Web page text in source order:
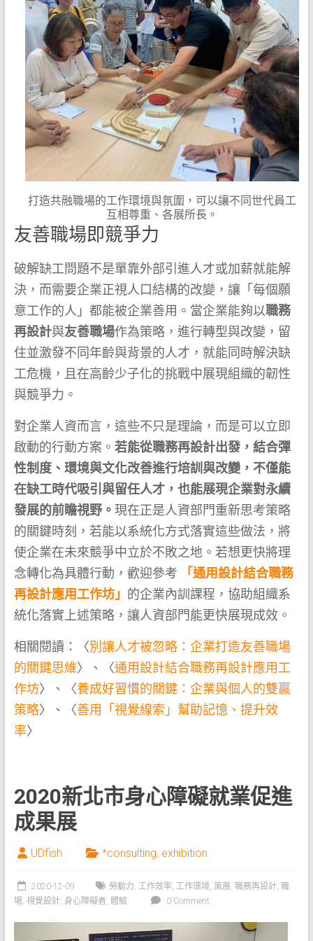
打造共融職場的工作環境與氛圍，可以讓不同世代員工
互相尊重、各展所長。
友善職場即競爭力
破解缺工問題不是單靠外部引進人才或加薪就能解
決，而需要企業正視人口結構的改變，讓「每個願
意工作的人」都能被企業善用。當企業能夠以職務
再設計與友善職場作為策略，進行轉型與改變，留
住並激發不同年齡與背景的人才，就能同時解決缺
工危機，且在高齡少子化的挑戰中展現組織的韌性
與競爭力。
對企業人資而言，這些不只是理論，而是可以立即
啟動的行動方案。 若能從職務再設計出發，結合彈
性制度、環境與文化改善進行培訓與改變，不僅能
在缺工時代吸引與留任人才，也能展現企業對永續
發展的前瞻視野。 現在正是人資部門重新思考策略
的關鍵時刻，若能以系統化方式落實這些做法，將
使企業在未來競爭中立於不敗之地。若想更快將理
念轉化為具體行動，歡迎參考
「通用設計結合職務
再設計應用工作坊」 的企業內訓課程，協助組織系
統化落實上述策略，讓人資部門能更快展現成效。
相關閱讀：〈別讓人才被忽略：企業打造友善職場
的關鍵思維〉、〈通用設計結合職務再設計應用工
作坊〉、〈養成好習慣的關鍵：企業與個人的雙贏
策略〉、〈善用「視覺線索」幫助記憶、提升效
率〉
2020新北市身心障礙就業促進
成果展
UDfish *consulting, exhibition
2020-12-09 勞動力, 工作效率, 工作環境, 策展, 職務再設計, 職
場, 視覺設計, 身心障礙者, 體驗 0 Comment